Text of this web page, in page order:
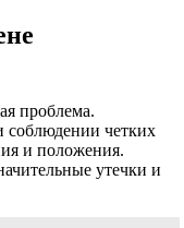
проблема.
соблюдении четких
и положения.
утечки и